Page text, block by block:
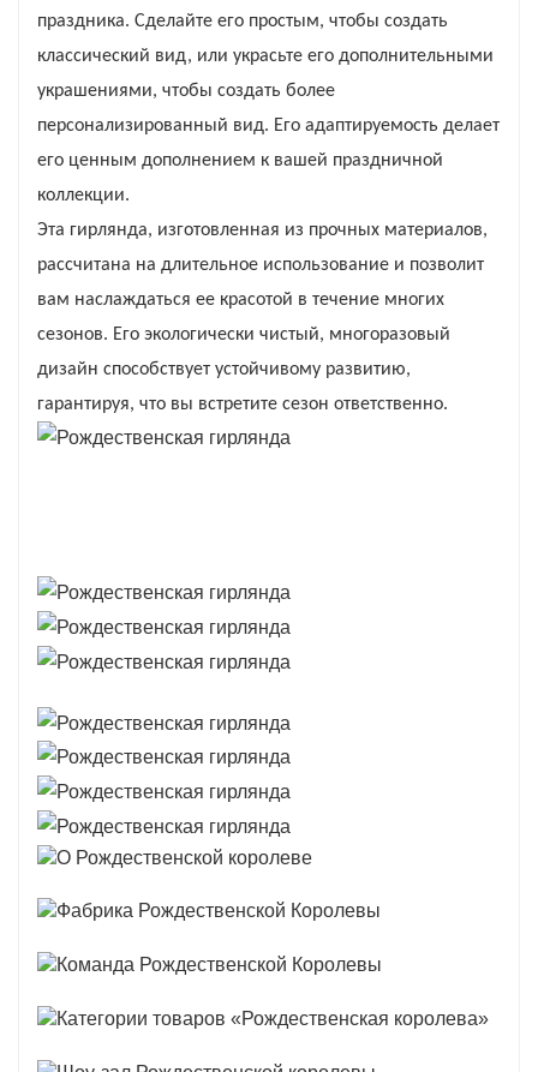
праздника. Сделайте его простым, чтобы создать
классический вид, или украсьте его дополнительными
украшениями, чтобы создать более
персонализированный вид. Его адаптируемость делает
его ценным дополнением к вашей праздничной
коллекции.
Эта гирлянда, изготовленная из прочных материалов,
рассчитана на длительное использование и позволит
вам наслаждаться ее красотой в течение многих
сезонов. Его экологически чистый, многоразовый
дизайн способствует устойчивому развитию,
гарантируя, что вы встретите сезон ответственно.